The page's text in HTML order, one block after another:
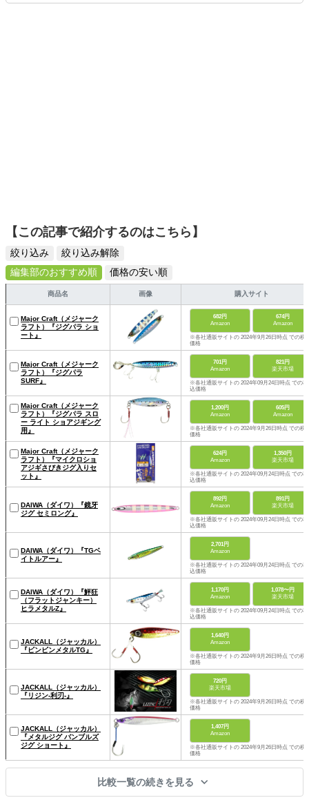
ます。読者の「知りたい」を分かりやすく届けることをモ
【この記事で紹介するのはこちら】
絞り込み
絞り込み解除
編集部のおすすめ順
価格の安い順
商品名 画像 購入サイト
Major Craft（メジャーク
ラフト）『ジグパラ ショ
ート』
682円
Amazon
674円
Amazon
※各社通販サイトの 2024年9月26日時点 での税
価格
Major Craft（メジャーク
ラフト）『ジグパラ
SURF』
701円
Amazon
821円
楽天市場
※各社通販サイトの 2024年09月24日時点 での税
込価格
Major Craft（メジャーク
ラフト）『ジグパラ スロ
ー ライト ショアジギング
用』
1,200円
Amazon
605円
Amazon
※各社通販サイトの 2024年9月26日時点 での税
価格
Major Craft（メジャーク
ラフト）『マイクロショ
アジギさびきジグ入りセ
ット』
624円
Amazon
1,350円
楽天市場
※各社通販サイトの 2024年09月24日時点 での税
込価格
DAIWA（ダイワ）『鏡牙
ジグ セミロング』
892円
Amazon
891円
楽天市場
※各社通販サイトの 2024年09月24日時点 での税
込価格
DAIWA（ダイワ）『TGベ
イトルアー』
2,701円
Amazon
※各社通販サイトの 2024年09月24日時点 での税
込価格
DAIWA（ダイワ）『鮃狂
（フラットジャンキー）
ヒラメタルZ』
1,170円
Amazon
1,078〜円
楽天市場
※各社通販サイトの 2024年09月24日時点 での税
込価格
JACKALL（ジャッカル）
『ビンビンメタルTG』
1,640円
Amazon
※各社通販サイトの 2024年9月26日時点 での税
価格
JACKALL（ジャッカル）
『リジン-利刃-』
720円
楽天市場
※各社通販サイトの 2024年9月26日時点 での税
価格
JACKALL（ジャッカル）
『メタルジグ バンブルズ
ジグ ショート』
1,407円
Amazon
※各社通販サイトの 2024年9月26日時点 での税
価格
比較一覧の続きを見る